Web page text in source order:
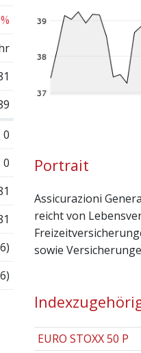
0
0
Portrait
Assicurazioni
reicht von
sowie
EURO STOXX 50 P